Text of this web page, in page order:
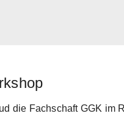
die Fachschaft GGK im